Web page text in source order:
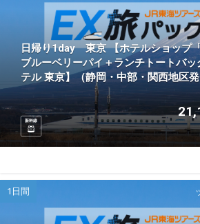
日帰り1day 東京 【ホテルショップ
ブルーベリーパイ＋ランチトートバ
テル 東京】（静岡・中部・関西地区発
新幹線
1日間